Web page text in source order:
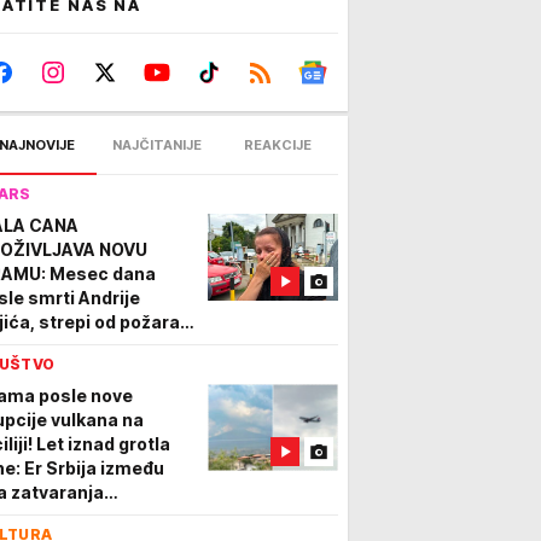
NAS NA
NAJNOVIJE NAJČITANIJE REAKCIJE
CANA
NOVU
Mesec dana
smrti Andrije
strepi od požara:
posle nove
vulkana na
Let iznad grotla
Er Srbija između
zatvaranja